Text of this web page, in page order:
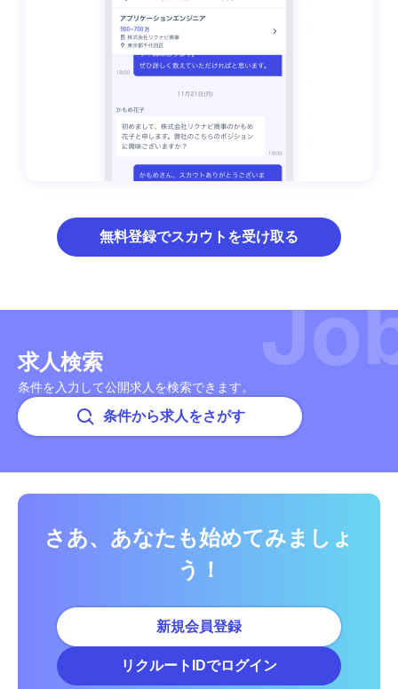
無料登録でスカウトを受け取る
求人検索
条件を入力して公開求人を検索できます。
条件から求人をさがす
さあ、あなたも始めてみましょ
う！
新規会員登録
リクルートIDでログイン